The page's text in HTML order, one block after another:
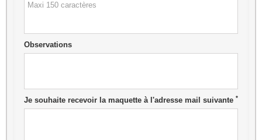
Observations
Je souhaite recevoir la maquette à l'adresse mail suivante *